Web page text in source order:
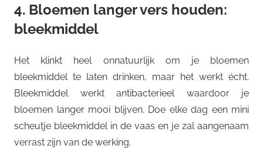
4. Bloemen langer vers houden:
bleekmiddel
Het klinkt heel onnatuurlijk om je bloemen
bleekmiddel te laten drinken, maar het werkt écht.
Bleekmiddel werkt antibacterieel waardoor je
bloemen langer mooi blijven. Doe elke dag een mini
scheutje bleekmiddel in de vaas en je zal aangenaam
verrast zijn van de werking.